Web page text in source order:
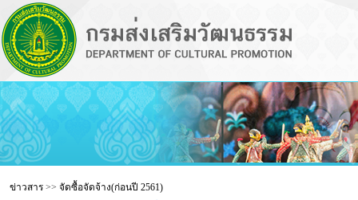
ข่าวสาร>> จัดซื้อจัดจ้าง(ก่อนปี 2561)